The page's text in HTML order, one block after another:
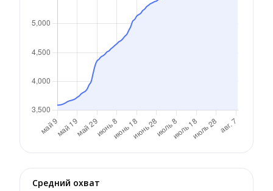
Средний охват